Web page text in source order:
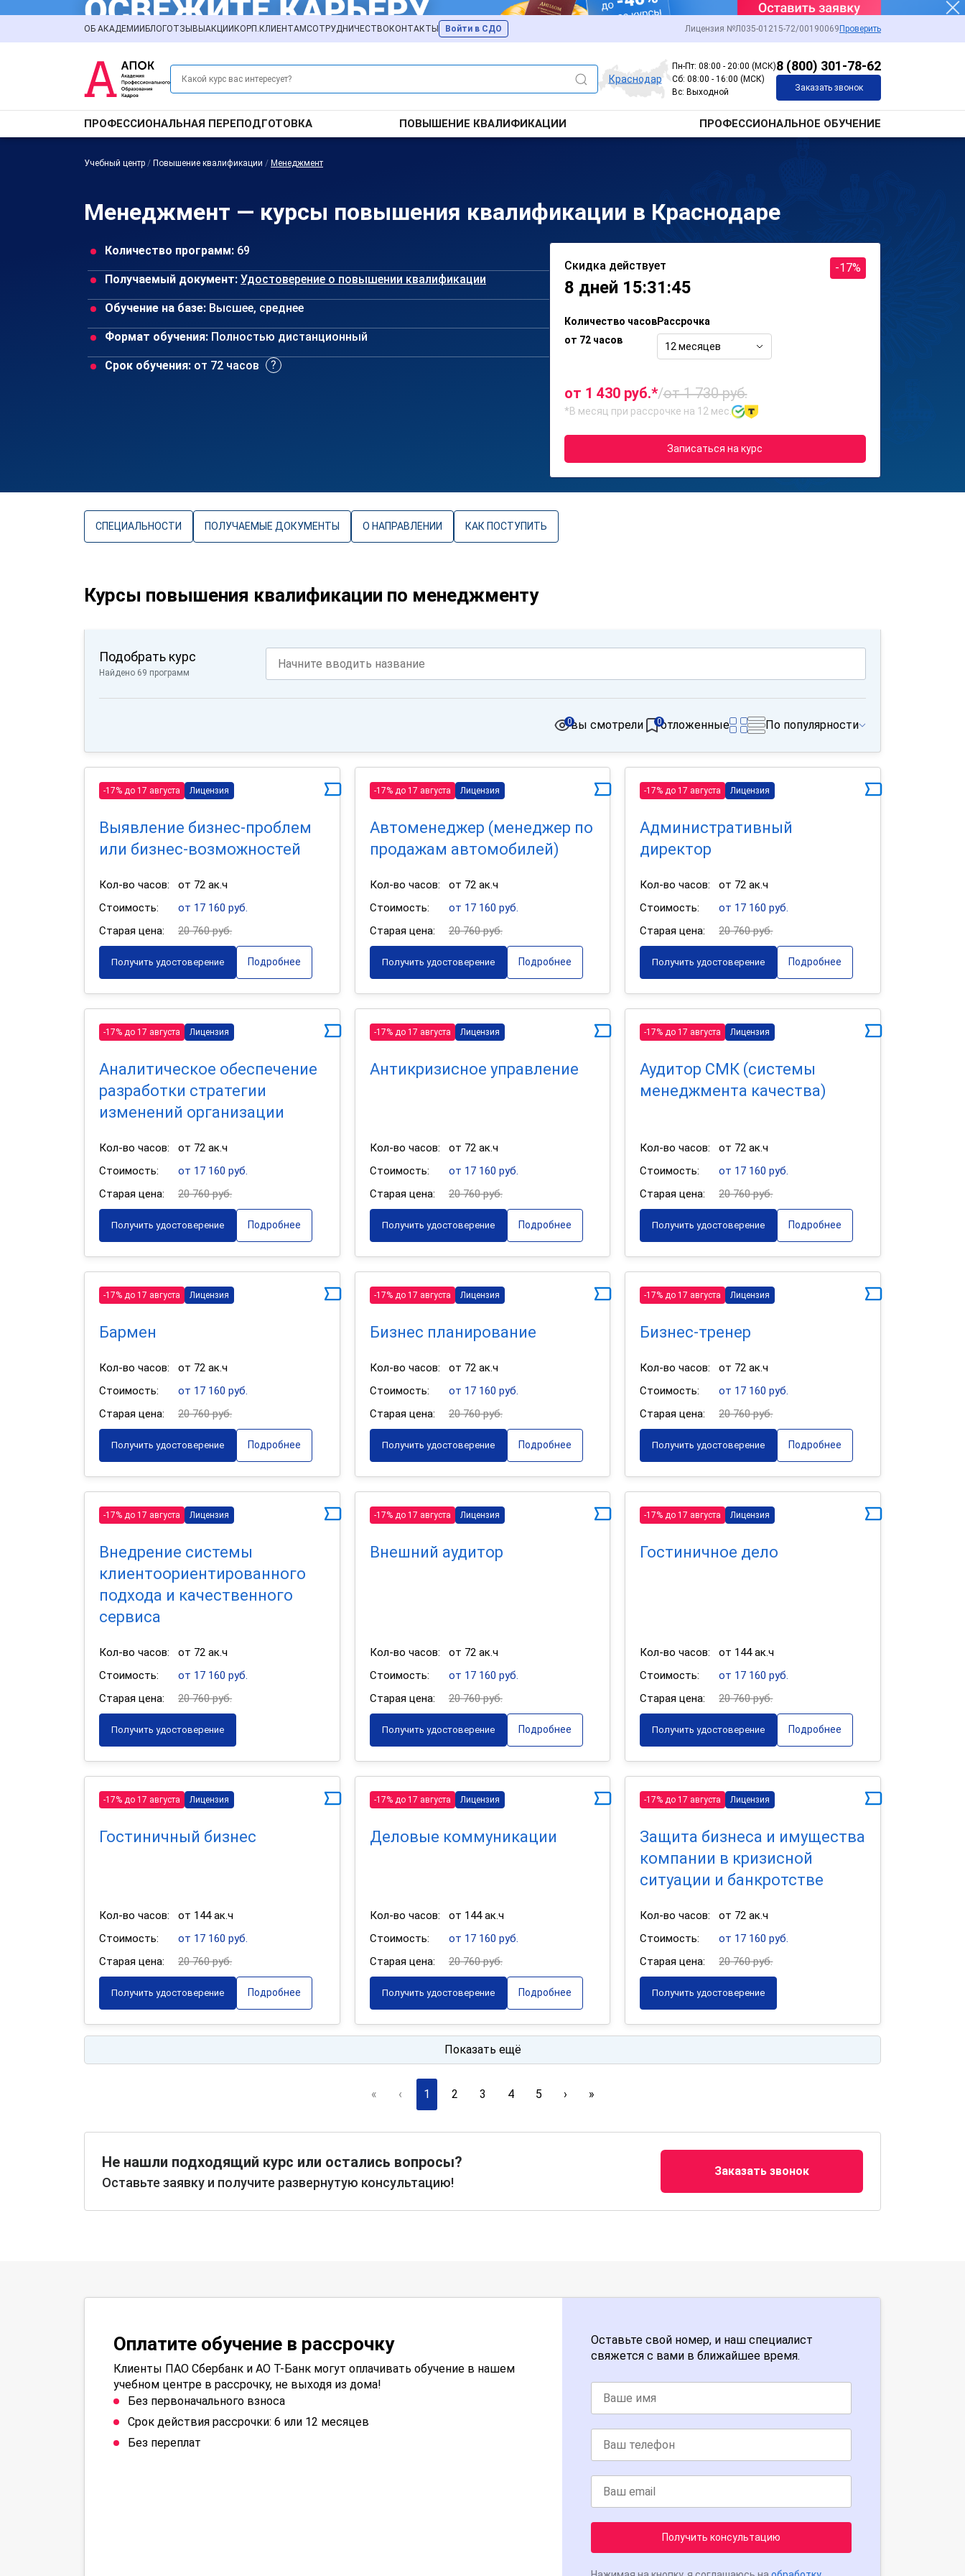
ОБ АКАДЕМИИ БЛОГОТЗЫВЫ АКЦИИ КОРП.КЛИЕНТАМСОТРУДНИЧЕСТВО КОНТАКТЫ Войти в СДО Лицензия №Л035-01215-72/00190069 Проверить
Краснодар
Пн-Пт: 08:00 - 20:00 (МСК)
Сб: 08:00 - 16:00 (МСК)
Вс: Выходной
8 (800) 301-78-62
Заказать звонок
ПРОФЕССИОНАЛЬНАЯ ПЕРЕПОДГОТОВКА ПОВЫШЕНИЕ КВАЛИФИКАЦИИ ПРОФЕССИОНАЛЬНОЕ ОБУЧЕНИЕ
Учебный центр / Повышение квалификации / Менеджмент
Менеджмент — курсы повышения квалификации в Краснодаре
Количество программ: 69
Получаемый документ: Удостоверение о повышении квалификации
Обучение на базе: Высшее, среднее
Формат обучения: Полностью дистанционный
Срок обучения: от 72 часов
Скидка действует
8 дней 15:31:45
-17%
Количество часов
от 72 часов
Рассрочка
12 месяцев
от 1 430 руб.*/от 1 730 руб.
*В месяц при рассрочке на 12 мес.
Записаться на курс
СПЕЦИАЛЬНОСТИ ПОЛУЧАЕМЫЕ ДОКУМЕНТЫ О НАПРАВЛЕНИИ КАК ПОСТУПИТЬ
Курсы повышения квалификации по менеджменту
Подобрать курс
Найдено 69 программ
вы смотрели
0 отложенные
0 По популярности
-17% до 17 августа Лицензия
Выявление бизнес-проблем
или бизнес-возможностей
Кол-во часов:
от 72 ак.ч
Стоимость:
от 17 160 руб.
Старая цена:
20 760 руб.
Получить удостоверение Подробнее
-17% до 17 августа Лицензия
Автоменеджер (менеджер по
продажам автомобилей)
Кол-во часов:
от 72 ак.ч
Стоимость:
от 17 160 руб.
Старая цена:
20 760 руб.
Получить удостоверение Подробнее
-17% до 17 августа Лицензия
Административный
директор
Кол-во часов:
от 72 ак.ч
Стоимость:
от 17 160 руб.
Старая цена:
20 760 руб.
Получить удостоверение Подробнее
-17% до 17 августа Лицензия
Аналитическое обеспечение
разработки стратегии
изменений организации
Кол-во часов:
от 72 ак.ч
Стоимость:
от 17 160 руб.
Старая цена:
20 760 руб.
Получить удостоверение Подробнее
-17% до 17 августа Лицензия
Антикризисное управление
Кол-во часов:
от 72 ак.ч
Стоимость:
от 17 160 руб.
Старая цена:
20 760 руб.
Получить удостоверение Подробнее
-17% до 17 августа Лицензия
Аудитор СМК (системы
менеджмента качества)
Кол-во часов:
от 72 ак.ч
Стоимость:
от 17 160 руб.
Старая цена:
20 760 руб.
Получить удостоверение Подробнее
-17% до 17 августа Лицензия
Бармен
Кол-во часов:
от 72 ак.ч
Стоимость:
от 17 160 руб.
Старая цена:
20 760 руб.
Получить удостоверение Подробнее
-17% до 17 августа Лицензия
Бизнес планирование
Кол-во часов:
от 72 ак.ч
Стоимость:
от 17 160 руб.
Старая цена:
20 760 руб.
Получить удостоверение Подробнее
-17% до 17 августа Лицензия
Бизнес-тренер
Кол-во часов:
от 72 ак.ч
Стоимость:
от 17 160 руб.
Старая цена:
20 760 руб.
Получить удостоверение Подробнее
-17% до 17 августа Лицензия
Внедрение системы
клиентоориентированного
подхода и качественного
сервиса
Кол-во часов:
от 72 ак.ч
Стоимость:
от 17 160 руб.
Старая цена:
20 760 руб.
Получить удостоверение
-17% до 17 августа Лицензия
Внешний аудитор
Кол-во часов:
от 72 ак.ч
Стоимость:
от 17 160 руб.
Старая цена:
20 760 руб.
Получить удостоверение Подробнее
-17% до 17 августа Лицензия
Гостиничное дело
Кол-во часов:
от 144 ак.ч
Стоимость:
от 17 160 руб.
Старая цена:
20 760 руб.
Получить удостоверение Подробнее
-17% до 17 августа Лицензия
Гостиничный бизнес
Кол-во часов:
от 144 ак.ч
Стоимость:
от 17 160 руб.
Старая цена:
20 760 руб.
Получить удостоверение Подробнее
-17% до 17 августа Лицензия
Деловые коммуникации
Кол-во часов:
от 144 ак.ч
Стоимость:
от 17 160 руб.
Старая цена:
20 760 руб.
Получить удостоверение Подробнее
-17% до 17 августа Лицензия
Защита бизнеса и имущества
компании в кризисной
ситуации и банкротстве
Кол-во часов:
от 72 ак.ч
Стоимость:
от 17 160 руб.
Старая цена:
20 760 руб.
Получить удостоверение
Показать ещё
« ‹ 1 2 3 4 5 › »
Не нашли подходящий курс или остались вопросы?
Оставьте заявку и получите развернутую консультацию!
Заказать звонок
Оплатите обучение в рассрочку
Клиенты ПАО Сбербанк и АО Т-Банк могут оплачивать обучение в нашем
учебном центре в рассрочку, не выходя из дома!
Без первоначального взноса
Срок действия рассрочки: 6 или 12 месяцев
Без переплат
Оставьте свой номер, и наш специалист
свяжется с вами в ближайшее время.
Получить консультацию